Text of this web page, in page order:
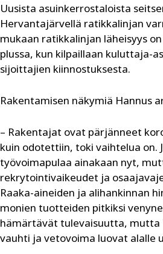
Uusista asuinkerrostaloista
Hervantajärvellä ratikkalinjan
mukaan ratikkalinjan läheisyys
plussa, kun kilpaillaan kuluttaja-
sijoittajien kiinnostuksesta.
Rakentamisen näkymiä Hannus
– Rakentajat ovat pärjänneet
kuin odotettiin, toki vaihtelua on.
työvoimapulaa ainakaan nyt,
rekrytointivaikeudet ja
Raaka-aineiden ja alihankinnan
monien tuotteiden pitkiksi
hämärtävät tulevaisuutta, mutta
vauhti ja vetovoima luovat alalle